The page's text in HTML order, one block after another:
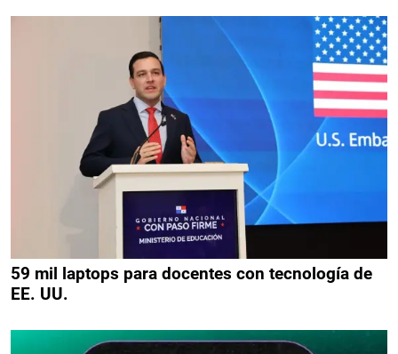
59 mil laptops para docentes con tecnología de
EE. UU.